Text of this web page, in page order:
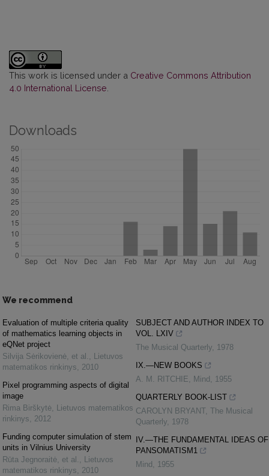
This work is licensed under a Creative Commons Attribution
4.0 International License
Downloads
We recommend
Evaluation of multiple criteria quality
of mathematics learning objects in
eQNet project
Silvija Sėrikovienė, et al. , Lietuvos
matematikos rinkinys, 2010
Pixel programming aspects of digital
image
Rima Birškytė, Lietuvos matematikos
rinkinys, 2012
Funding computer simulation of stem
units in Vilnius University
Rūta Jegnoraitė, et al. , Lietuvos
matematikos rinkinys, 2010
SUBJECT AND AUTHOR INDEX TO
VOL. LXIV
The Musical Quarterly, 1978
IX.—NEW BOOKS
A. M. RITCHIE, Mind , 1955
QUARTERLY BOOK-LIST
CAROLYN BRYANT, The Musical
Quarterly, 1978
IV.—THE FUNDAMENTAL IDEAS OF
PANSOMATISM1
Mind , 1955